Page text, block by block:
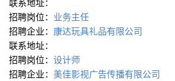
招聘岗位： 业务主任
招聘企业： 康达玩具礼品有限公司
联系地址：
招聘岗位： 设计师
招聘企业： 美佳影视广告传播有限公司